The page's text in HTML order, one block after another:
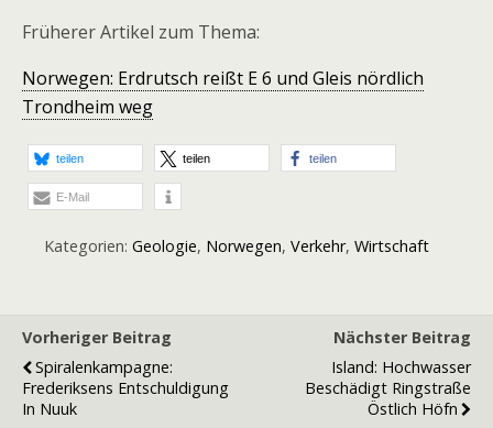
Früherer Artikel zum Thema:
Norwegen: Erdrutsch reißt E 6 und Gleis nördlich
Trondheim weg
teilen teilen teilen
E-Mail
Kategorien: Geologie, Norwegen, Verkehr, Wirtschaft
Vorheriger Beitrag
Spiralenkampagne:
Frederiksens Entschuldigung
In Nuuk
Nächster Beitrag
Island: Hochwasser
Beschädigt Ringstraße
Östlich Höfn